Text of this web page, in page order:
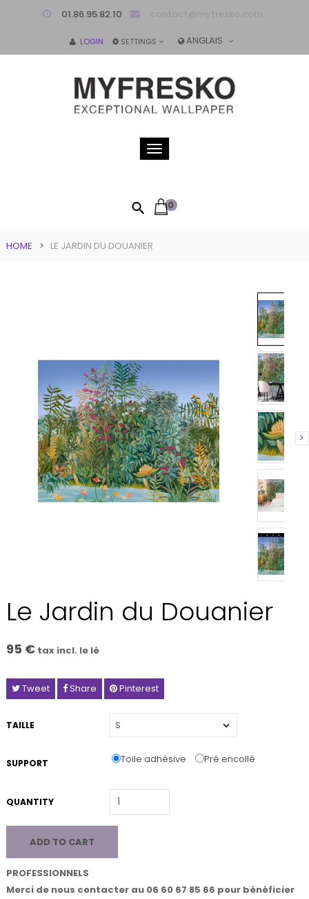
01.86.95.82.10
LOGIN SETTINGS ANGLAIS
Toggle
0
HOME > LE JARDIN DU DOUANIER
Le Jardin du Douanier
95 € tax incl. le lé
Tweet Share Pinterest
TAILLE
SUPPORT Toile adhésive Pré encollé
QUANTITY
ADD TO CART
PROFESSIONNELS
Merci de nous contacter au 06 60 67 85 66 pour bénéficier